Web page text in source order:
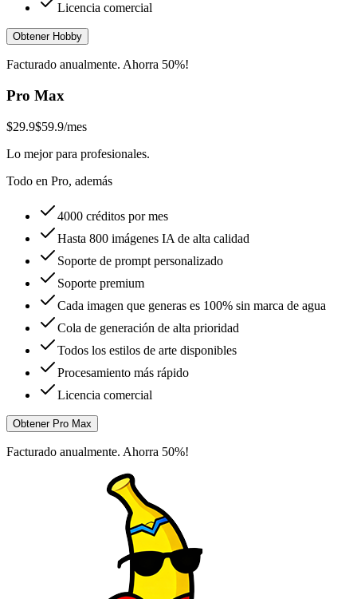
Licencia comercial
Obtener Hobby
Facturado anualmente. Ahorra 50%!
Pro Max
$29.9$59.9/mes
Lo mejor para profesionales.
Todo en Pro, además
4000 créditos por mes
Hasta 800 imágenes IA de alta calidad
Soporte de prompt personalizado
Soporte premium
Cada imagen que generas es 100% sin marca de agua
Cola de generación de alta prioridad
Todos los estilos de arte disponibles
Procesamiento más rápido
Licencia comercial
Obtener Pro Max
Facturado anualmente. Ahorra 50%!